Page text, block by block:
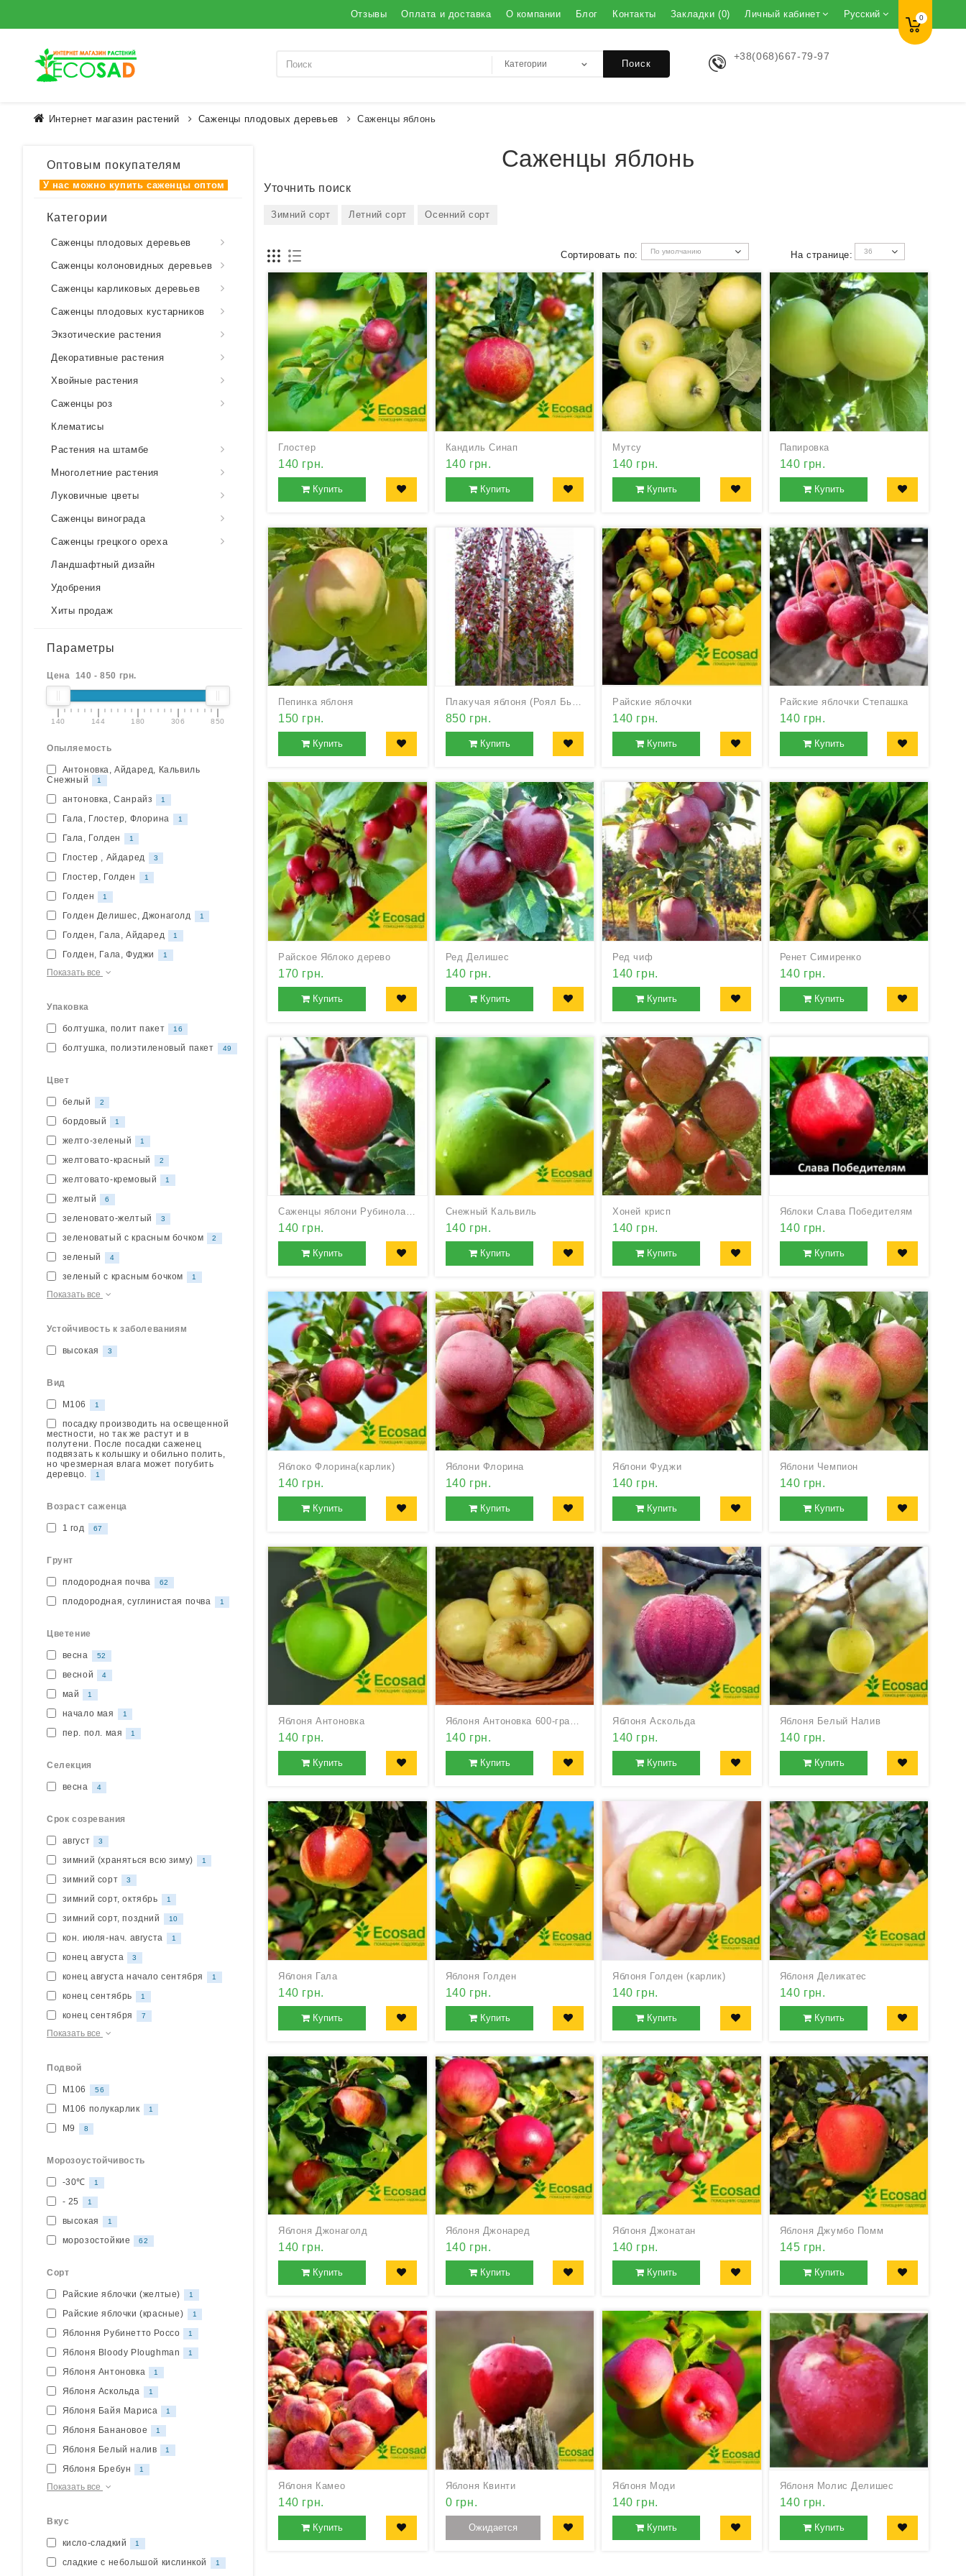
Отзывы Оплата и доставка О компании Блог Контакты Закладки (0) Личный кабинет Русский 0
+38(068)667-79-97
Поиск
Интернет магазин растений Саженцы плодовых деревьев Саженцы яблонь
Оптовым покупателям
У нас можно купить саженцы оптом
Категории
Саженцы плодовых деревьев
Саженцы колоновидных деревьев
Саженцы карликовых деревьев
Саженцы плодовых кустарников
Экзотические растения
Декоративные растения
Хвойные растения
Саженцы роз
Клематисы
Растения на штамбе
Многолетние растения
Луковичные цветы
Саженцы винограда
Саженцы грецкого ореха
Ландшафтный дизайн
Удобрения
Хиты продаж
Параметры
Цена 140 -850 грн.
140 144 180 306 850
Опыляемость
Антоновка, Айдаред, Кальвиль
Снежный
1
антоновка, Санрайз 1
Гала, Глостер, Флорина 1
Гала, Голден 1
Глостер , Айдаред 3
Глостер, Голден 1
Голден 1
Голден Делишес, Джонаголд 1
Голден, Гала, Айдаред 1
Голден, Гала, Фуджи 1
Показать все
Упаковка
болтушка, полит пакет 16
болтушка, полиэтиленовый пакет 49
Цвет
белый 2
бордовый 1
желто-зеленый 1
желтовато-красный 2
желтовато-кремовый 1
желтый 6
зеленовато-желтый 3
зеленоватый с красным бочком 2
зеленый 4
зеленый с красным бочком 1
Показать все
Устойчивость к заболеваниям
высокая 3
Вид
М106 1
посадку производить на освещенной
местности, но так же растут и в
полутени. После посадки саженец
подвязать к колышку и обильно полить,
но чрезмерная влага может погубить
деревцо.
1
Возраст саженца
1 год 67
Грунт
плодородная почва 62
плодородная, суглинистая почва 1
Цветение
весна 52
весной 4
май 1
начало мая 1
пер. пол. мая 1
Селекция
весна 4
Срок созревания
август 3
зимний (храняться всю зиму) 1
зимний сорт 3
зимний сорт, октябрь 1
зимний сорт, поздний 10
кон. июля-нач. августа 1
конец августа 3
конец августа начало сентября 1
конец сентябрь 1
конец сентября 7
Показать все
Подвой
М106 56
М106 полукарлик 1
М9 8
Морозоустойчивость
-30℃ 1
- 25 1
высокая 1
морозостойкие 62
Сорт
Райские яблочки (желтые) 1
Райские яблочки (красные) 1
Яблоння Рубинетто Россо 1
Яблоня Bloody Ploughman 1
Яблоня Антоновка 1
Яблоня Аскольда 1
Яблоня Байя Мариса 1
Яблоня Банановое 1
Яблоня Белый налив 1
Яблоня Бребун 1
Показать все
Вкус
кисло-сладкий 1
сладкие с небольшой кислинкой 1
Саженцы яблонь
Уточнить поиск
Зимний сорт Летний сорт Осенний сорт
На странице:
Сортировать по:
Глостер
140 грн.
Купить
Кандиль Синап
140 грн.
Купить
Мутсу
140 грн.
Купить
Папировка
140 грн.
Купить
Пепинка яблоня
150 грн.
Купить
Плакучая яблоня (Роял Бьюти)
850 грн.
Купить
Райские яблочки
140 грн.
Купить
Райские яблочки Степашка
140 грн.
Купить
Райское Яблоко дерево
170 грн.
Купить
Ред Делишес
140 грн.
Купить
Ред чиф
140 грн.
Купить
Ренет Симиренко
140 грн.
Купить
Саженцы яблони Рубинола Рубинетте Россо
140 грн.
Купить
Снежный Кальвиль
140 грн.
Купить
Хоней крисп
140 грн.
Купить
Яблоки Слава Победителям
140 грн.
Купить
Яблоко Флорина(карлик)
140 грн.
Купить
Яблони Флорина
140 грн.
Купить
Яблони Фуджи
140 грн.
Купить
Яблони Чемпион
140 грн.
Купить
Яблоня Антоновка
140 грн.
Купить
Яблоня Антоновка 600-граммовая
140 грн.
Купить
Яблоня Аскольда
140 грн.
Купить
Яблоня Белый Налив
140 грн.
Купить
Яблоня Гала
140 грн.
Купить
Яблоня Голден
140 грн.
Купить
Яблоня Голден (карлик)
140 грн.
Купить
Яблоня Деликатес
140 грн.
Купить
Яблоня Джонаголд
140 грн.
Купить
Яблоня Джонаред
140 грн.
Купить
Яблоня Джонатан
140 грн.
Купить
Яблоня Джумбо Помм
145 грн.
Купить
Яблоня Камео
140 грн.
Купить
Яблоня Квинти
0 грн.
Ожидается
Яблоня Моди
140 грн.
Купить
Яблоня Молис Делишес
140 грн.
Купить